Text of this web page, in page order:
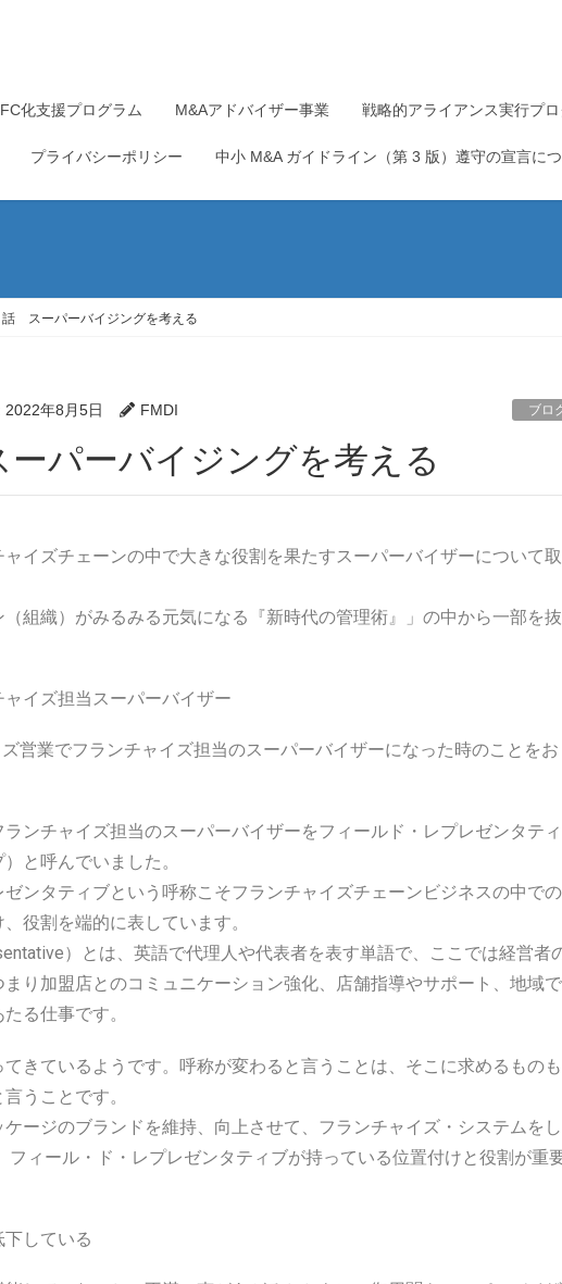
化支援プログラム M&Aアドバイザー事業 戦略的アライアンス実行プロ
プライバシーポリシー 中小 M&A ガイドライン（第 3 版）遵守の宣言に
話 スーパーバイジングを考える
2022年8月5日 FMDI ブロ
ーパーバイジングを考える
イズチェーンの中で大きな役割を果たすスーパーバイザーについて取
組織）がみるみる元気になる『新時代の管理術』」の中から一部を抜
イズ担当スーパーバイザー
営業でフランチャイズ担当のスーパーバイザーになった時のことをお
ンチャイズ担当のスーパーバイザーをフィールド・レプレゼンタティ
と呼んでいました。
ンタティブという呼称こそフランチャイズチェーンビジネスの中での
役割を端的に表しています。
）とは、英語で代理人や代表者を表す単語で、ここでは経営者
り加盟店とのコミュニケーション強化、店舗指導やサポート、地域で
る仕事です。
きているようです。呼称が変わると言うことは、そこに求めるものも
うことです。
ージのブランドを維持、向上させて、フランチャイズ・システムをし
フィール・ド・レプレゼンタティブが持っている位置付けと役割が重
している